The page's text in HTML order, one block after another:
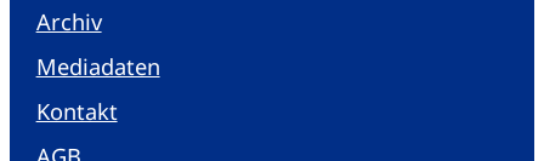
Archiv
Mediadaten
Kontakt